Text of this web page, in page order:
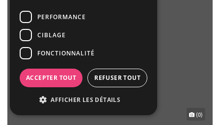
(0)
PERFORMANCE
CIBLAGE
FONCTIONNALITÉ
ACCEPTER TOUT REFUSER TOUT
AFFICHER LES DÉTAILS